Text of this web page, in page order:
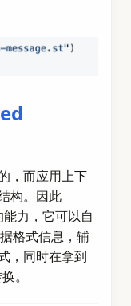
，而应用上下
构。因此
力，它可以自
格式信息，辅
，同时在拿到
。